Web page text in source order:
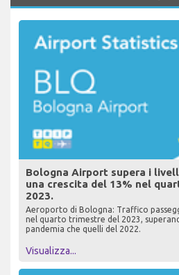
Bologna Airport supera i
una crescita del 13% nel
2023.
Aeroporto di Bologna: Traffico
nel quarto trimestre del 2023,
pandemia che quelli del 2022.
Visualizza...